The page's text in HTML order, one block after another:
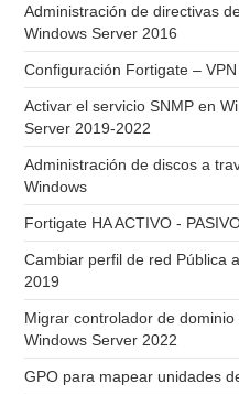
Administración de directivas
Windows Server 2016
Configuración Fortigate –
Activar el servicio SNMP en
Server 2019-2022
Administración de discos a
Windows
Fortigate HA ACTIVO -
Cambiar perfil de red Pública
2019
Migrar controlador de
Windows Server 2022
GPO para mapear unidades